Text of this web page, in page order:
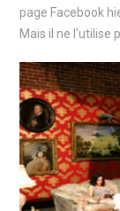
page Facebook
Mais il ne l'utilise